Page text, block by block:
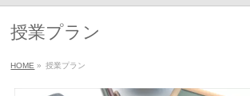
授業プラン
HOME » 授業プラン